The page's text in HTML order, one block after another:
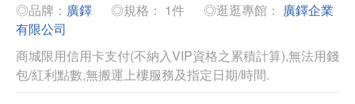
◎品牌： 廣鐸 ◎規格： 1件 ◎逛逛專館： 廣鐸企業
有限公司
商城限用信用卡支付(不納入VIP資格之累積計算),無法用錢
包/紅利點數,無搬運上樓服務及指定日期/時間.